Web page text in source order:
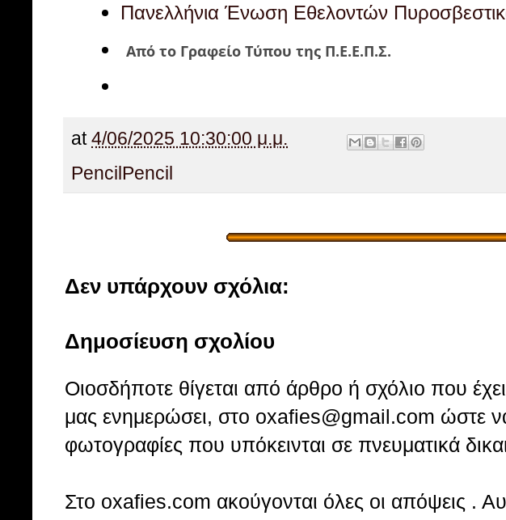
Πανελλήνια Ένωση Εθελοντών
Από το Γραφείο Τύπου της Π.Ε.Ε.Π.Σ.
at 4/06/2025 10:30:00 μ.μ.
Pencil Pencil
Δεν υπάρχουν σχόλια:
Δημοσίευση σχολίου
Οιοσδήποτε θίγεται από άρθρο ή σχόλιο που
μας ενημερώσει, στο oxafies@gmail.com ώστε
φωτογραφίες που υπόκεινται σε πνευματικά
Στo oxafies.com ακούγονται όλες οι απόψεις .